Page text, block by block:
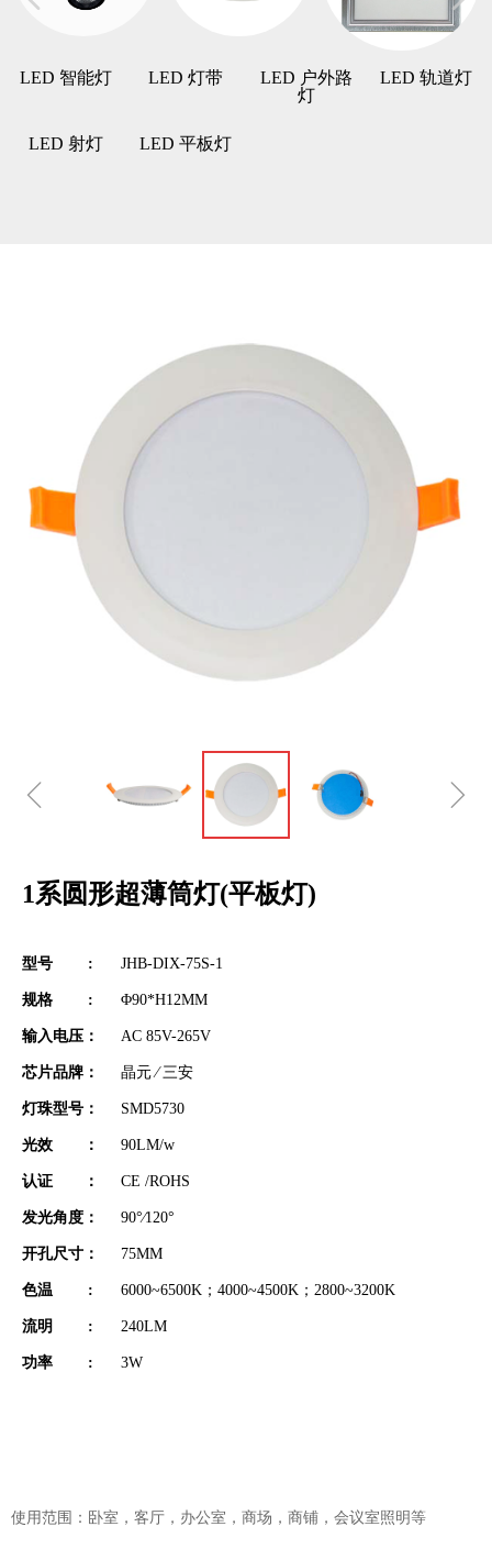
LED 智能灯 LED 灯带
LED 户外路
灯
LED 轨道灯
LED 射灯 LED 平板灯
ꁆ ꁇ
1系圆形超薄筒灯(平板灯)
型号 : JHB-DIX-75S-1
规格 : Φ90*H12MM
输入电压： AC 85V-265V
芯片品牌： 晶元 ∕ 三安
灯珠型号： SMD5730
光效 ： 90LM/w
认证 ： CE /ROHS
发光角度： 90°∕120°
开孔尺寸： 75MM
色温 : 6000~6500K；4000~4500K；2800~3200K
流明 : 240LM
功率 : 3W
使用范围：卧室，客厅，办公室，商场，商铺，会议室照明等